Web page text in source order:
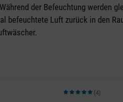
der Befeuchtung werden
befeuchtete Luft zurück in den
Durchschnittliche
(4)